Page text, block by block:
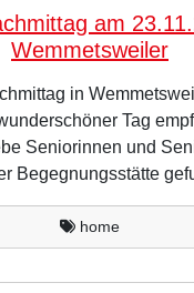
am
Wemmetsweiler
in
Tag
Seniorinnen und
Begegnungsstätte
home